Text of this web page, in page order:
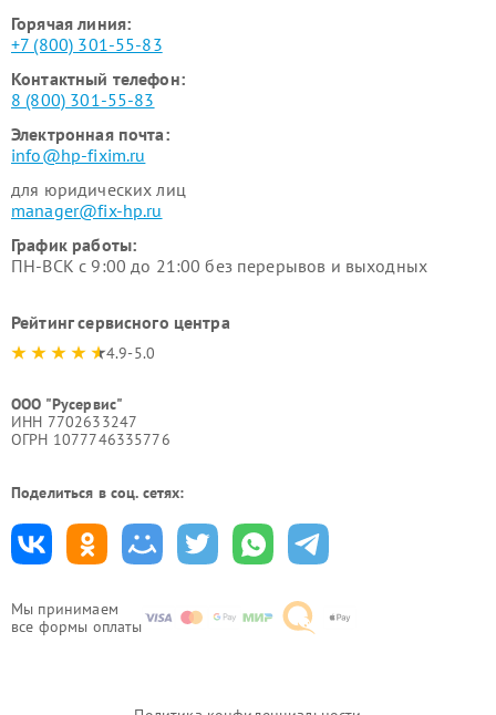
Мы принимаем
все формы оплаты
Горячая линия:
+7 (800) 301-55-83
Контактный телефон:
8 (800) 301-55-83
Электронная почта:
info@hp-fixim.ru
для юридических лиц
manager@fix-hp.ru
График работы:
ПН-ВСК с 9:00 до 21:00 без перерывов и выходных
Рейтинг сервисного центра
4.9-5.0
ООО "Русервис"
ИНН 7702633247
ОГРН 1077746335776
Поделиться в соц. сетях: